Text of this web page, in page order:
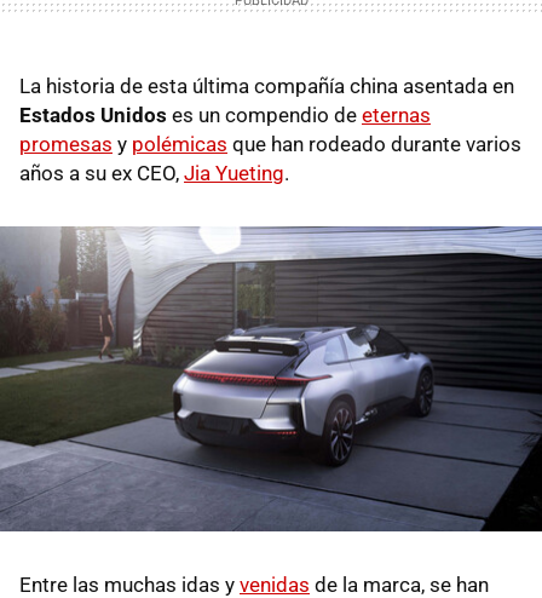
La historia de esta última compañía china asentada en
Estados Unidos es un compendio de eternas
promesas y polémicas que han rodeado durante varios
años a su ex CEO, Jia Yueting.
Entre las muchas idas y venidas de la marca, se han